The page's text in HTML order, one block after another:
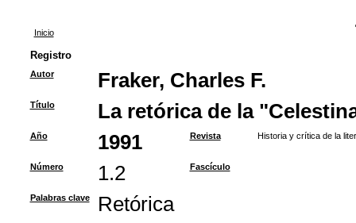
Inicio
Registro
Autor Fraker, Charles F.
Título La retórica de la
Año 1991 Revista Historia y crítica de la
Número 1.2 Fascículo
Palabras clave Retórica